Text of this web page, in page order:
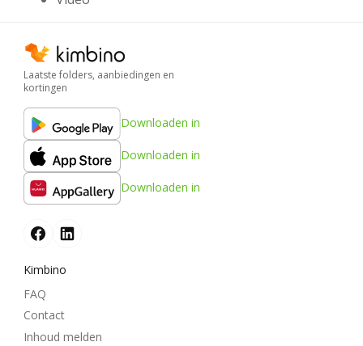
Laatste folders, aanbiedingen en
kortingen
Downloaden in
Downloaden in
Downloaden in
Kimbino
FAQ
Contact
Inhoud melden